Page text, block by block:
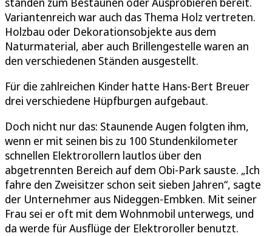
Variantenreich war auch das Thema Holz vertreten.
Holzbau oder Dekorationsobjekte aus dem
Naturmaterial, aber auch Brillengestelle waren an
den verschiedenen Ständen ausgestellt.
Für die zahlreichen Kinder hatte Hans-Bert Breuer
drei verschiedene Hüpfburgen aufgebaut.
Doch nicht nur das: Staunende Augen folgten ihm,
wenn er mit seinen bis zu 100 Stundenkilometer
schnellen Elektrorollern lautlos über den
abgetrennten Bereich auf dem Obi-Park sauste. „Ich
fahre den Zweisitzer schon seit sieben Jahren“, sagte
der Unternehmer aus Nideggen-Embken. Mit seiner
Frau sei er oft mit dem Wohnmobil unterwegs, und
da werde für Ausflüge der Elektroroller benutzt.